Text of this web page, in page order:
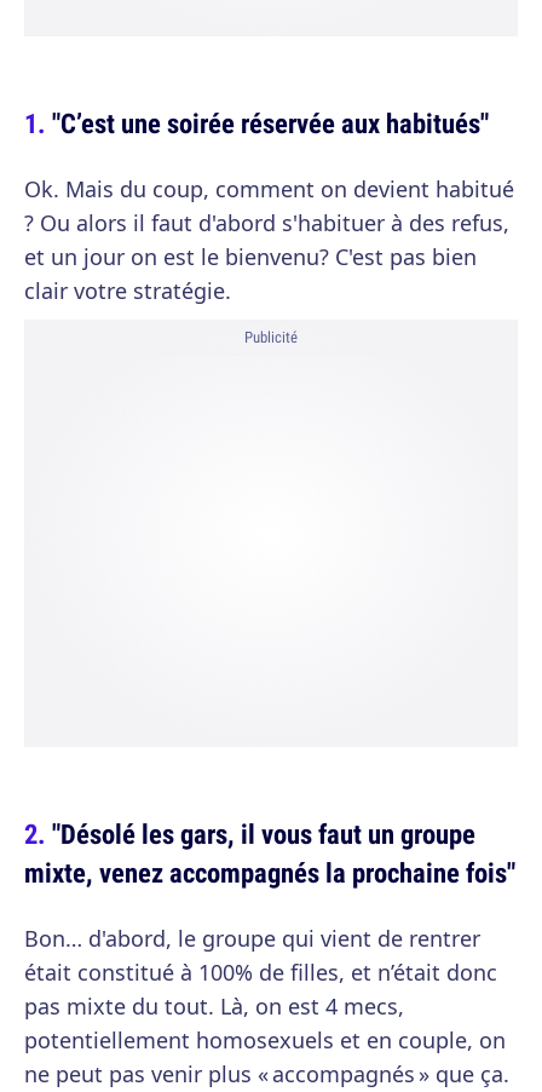
"C’est une soirée réservée aux habitués"
Ok. Mais du coup, comment on devient habitué
? Ou alors il faut d'abord s'habituer à des refus,
et un jour on est le bienvenu? C'est pas bien
clair votre stratégie.
Publicité
"Désolé les gars, il vous faut un groupe
mixte, venez accompagnés la prochaine fois"
Bon… d'abord, le groupe qui vient de rentrer
était constitué à 100% de filles, et n’était donc
pas mixte du tout. Là, on est 4 mecs,
potentiellement homosexuels et en couple, on
ne peut pas venir plus « accompagnés » que ça.